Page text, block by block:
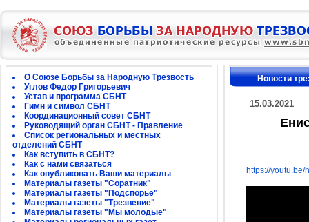
О Союзе Борьбы за Народную Трезвость
Углов Федор Григорьевич
Устав и программа СБНТ
Гимн и символ СБНТ
Координационный совет СБНТ
Руководящий орган СБНТ - Правление
Список региональных и местных
отделений СБНТ
Как вступить в СБНТ?
Как с нами связаться
Как опубликовать Ваши материалы
Материалы газеты "Соратник"
Материалы газеты "Подспорье"
Материалы газеты "Трезвение"
Материалы газеты "Мы молодые"
Новости
15.03.2021
https://youtu.be/